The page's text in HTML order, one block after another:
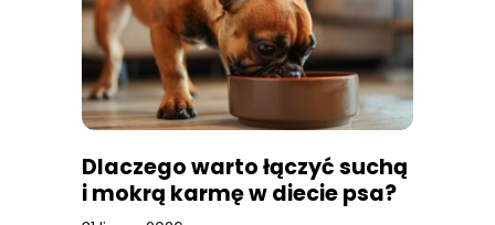
Dlaczego warto łączyć suchą
i mokrą karmę w diecie psa?